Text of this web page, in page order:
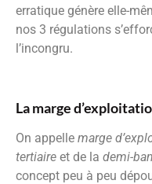
erratique génère elle-
nos 3 régulations
l’incongru.
La marge
On appelle marge
tertiaire et de la demi-
concept peu à peu